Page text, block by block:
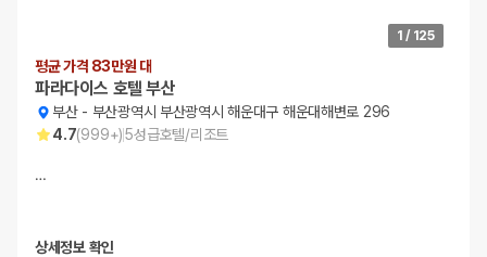
1 / 125
평균 가격 83만원 대
파라다이스 호텔 부산
부산- 부산광역시 부산광역시 해운대구 해운대해변로 296
4.7(999+)5성급호텔/리조트
…
상세정보 확인